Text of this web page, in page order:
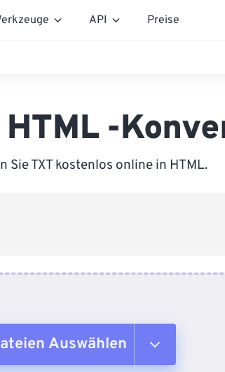
API Preise
-
Sie TXT kostenlos online in HTML.
Auswählen